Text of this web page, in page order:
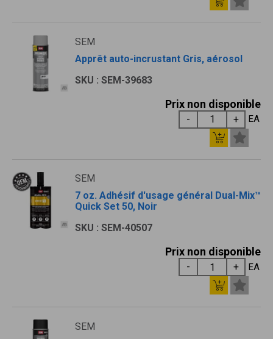
SEM
Apprêt auto-incrustant Gris, aérosol
SKU : SEM-39683
Prix non disponible
EA
SEM
7 oz. Adhésif d'usage général Dual-Mix™
Quick Set 50, Noir
SKU : SEM-40507
Prix non disponible
EA
SEM